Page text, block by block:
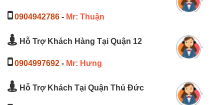
0904942786 - Mr: Thuận
Hỗ Trợ Khách Hàng Tại Quận 12
0904997692 - Mr: Hưng
Hỗ Trợ Khách Tại Quận Thủ Đức